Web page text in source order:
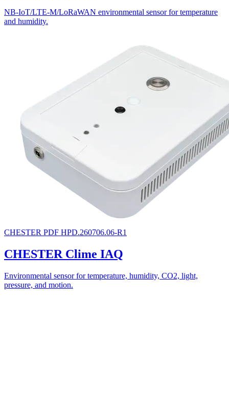
NB-IoT/LTE-M/LoRaWAN environmental sensor for temperature
and humidity.
CHESTER PDF HPD.260706.06-R1
CHESTER Clime IAQ
Environmental sensor for temperature, humidity, CO2, light,
pressure, and motion.